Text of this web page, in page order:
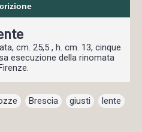
cm. 25,5 , h. cm. 13, cinque
esecuzione della rinomata
, Brescia , giusti , lente